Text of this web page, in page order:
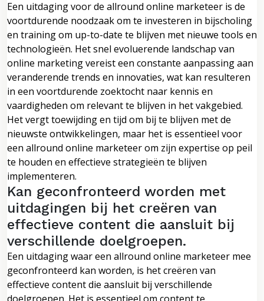
Een uitdaging voor de allround online marketeer is de
voortdurende noodzaak om te investeren in bijscholing
en training om up-to-date te blijven met nieuwe tools en
technologieën. Het snel evoluerende landschap van
online marketing vereist een constante aanpassing aan
veranderende trends en innovaties, wat kan resulteren
in een voortdurende zoektocht naar kennis en
vaardigheden om relevant te blijven in het vakgebied.
Het vergt toewijding en tijd om bij te blijven met de
nieuwste ontwikkelingen, maar het is essentieel voor
een allround online marketeer om zijn expertise op peil
te houden en effectieve strategieën te blijven
implementeren.
Kan geconfronteerd worden met
uitdagingen bij het creëren van
effectieve content die aansluit bij
verschillende doelgroepen.
Een uitdaging waar een allround online marketeer mee
geconfronteerd kan worden, is het creëren van
effectieve content die aansluit bij verschillende
doelgroepen. Het is essentieel om content te